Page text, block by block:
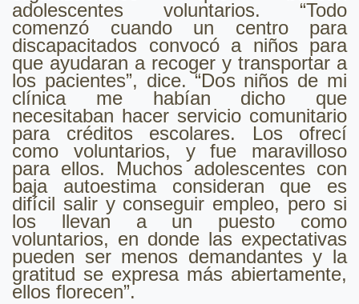
adolescentes voluntarios. “Todo
comenzó cuando un centro para
discapacitados convocó a niños para
que ayudaran a recoger y transportar a
los pacientes”, dice. “Dos niños de mi
clínica me habían dicho que
necesitaban hacer servicio comunitario
para créditos escolares. Los ofrecí
como voluntarios, y fue maravilloso
para ellos. Muchos adolescentes con
baja autoestima consideran que es
difícil salir y conseguir empleo, pero si
los llevan a un puesto como
voluntarios, en donde las expectativas
pueden ser menos demandantes y la
gratitud se expresa más abiertamente,
ellos florecen”.